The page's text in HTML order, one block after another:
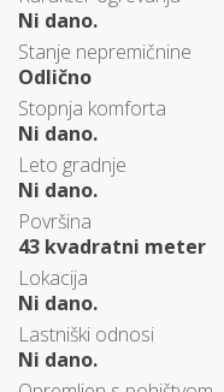
Ni dano.
Stanje nepremičnine
Odlično
Stopnja komforta
Ni dano.
Leto gradnje
Ni dano.
Površina
43 kvadratni meter
Lokacija
Ni dano.
Lastniški odnosi
Ni dano.